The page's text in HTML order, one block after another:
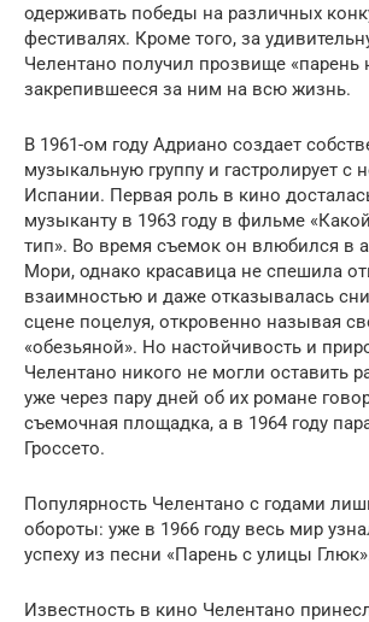
одерживать победы на различных
фестивалях. Кроме того, за
Челентано получил прозвище «парень
закрепившееся за ним на всю жизнь.
В 1961-ом году Адриано создает
музыкальную группу и гастролирует с
Испании. Первая роль в кино
музыканту в 1963 году в фильме
тип». Во время съемок он влюбился в
Мори, однако красавица не спешила
взаимностью и даже отказывалась
сцене поцелуя, откровенно называя
«обезьяной». Но настойчивость и
Челентано никого не могли оставить
уже через пару дней об их романе
съемочная площадка, а в 1964 году
Гроссето.
Популярность Челентано с годами
обороты: уже в 1966 году весь мир
успеху из песни «Парень с улицы
Известность в кино Челентано